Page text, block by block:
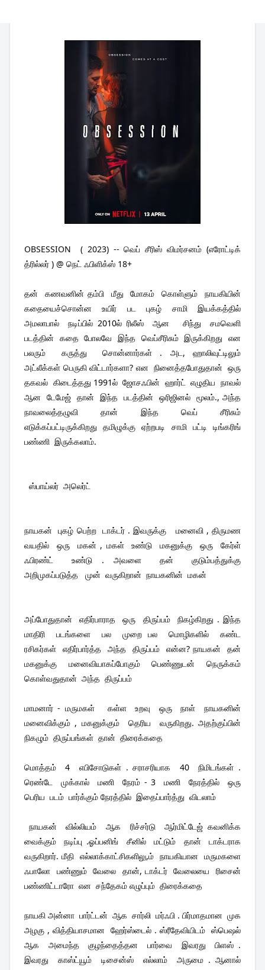
OBSESSION
  ( 2023) -- வெப் சீரிஸ் விமர்சனம் (எரோட்டிக்
த்ரில்லர் ) @ நெட் ஃபிளிக்ஸ் 18+
தன்  கணவனின் தம்பி  மீது  மோகம்  கொள்ளும்  நாயகியின்
கதையைச்சொன்ன  உயிர்  பட  புகழ்  சாமி  இயக்கத்தில்
அமலாபால்  நடிப்பில் 2010ல் ரிலீஸ்  ஆன   சிந்து  சமவெளி
படத்தின்  கதை  போலவே  இந்த  வெப்சீரிசும்  இருக்கிறது  என
பலரும்  கருத்து  சொன்னார்கள் . அட, ஹாலிவுட்டிலும்
அட்லீக்கள் பெருகி விட்டார்களா? என  நினைத்தபோதுதான்  ஒரு
தகவல்  கிடைத்தது 1991ல்  ஜோசஃபின்  ஹார்ட்  எழுதிய  நாவல்
ஆன  டேமேஜ்  தான்  இந்த  படத்தின்  ஒரிஜினல்  மூலம்., அந்த
நாவலைத்தழுவி  தான்  இந்த  வெப்  சீரிசும்
எடுக்கப்பட்டிருக்கிறது  தமிழுக்கு  ஏற்றபடி  சாமி  பட்டி  டிங்கரிங்
பண்ணி  இருக்கலாம்.
  ஸ்பாய்லர்  அலெர்ட்
நாயகன்  புகழ் பெற்ற  டாக்டர் . இவருக்கு   மனைவி , திருமண
வயதில்  ஒரு  மகன் , மகள்  உண்டு  மகனுக்கு  ஒரு  கேர்ள்
ஃபிரண்ட்  உண்டு . அவளை  தன்  குடும்பத்துக்கு
அறிமுகப்படுத்த   முன்  வருகிறான்  நாயகனின்  மகன்
அப்போதுதான்  எதிர்பாராத  ஒரு  திருப்பம்  நிகழ்கிறது . இந்த
மாதிரி  படங்களை  பல  முறை பல  மொழிகளில்  கண்ட
ரசிகர்கள்  எதிர்பார்த்த  அந்த  திருப்பம்  என்ன? நாயகன்  தன்
மகனுக்கு  மனைவியாகப்போகும்  பெண்ணுடன்  நெருக்கம்
கொள்வதுதான்  அந்த  திருப்பம்
மாமனார் - மருமகள்   கள்ள  உறவு  ஒரு  நாள்  நாயகனின்
மனைவிக்கும் , மகனுக்கும்  தெரிய  வருகிறது. அதற்குப்பின்
நிகழும்  திருப்பங்கள்  தான்  திரைக்கதை
மொத்தம்  4  எபிசோடுகள் . சராசரியாக  40  நிமிடங்கள் .
ரெண்டே  முக்கால்  மணி  நேரம் - 3  மணி  நேரத்தில்  ஒரு
பெரிய  படம்  பார்க்கும் நேரத்தில்  இதைப்பார்த்து  விடலாம்
வைக்கும்  நடிப்பு .ஓப்பனிங்  சீனில்  மட்டும்  தான்  டாக்டராக
வருகிறார். மீதி  எல்லாக்காட்சிகளிலு,ம்  நாயகியான  மருமகளை
ஃபாலோ  பண்ணும்  வேலை  தான், டாக்டர்  வேலையை  ரிசைன்
பண்ணிட்டாரோ  என  சந்தேகம் எழுப்பும்  திரைக்கதை
நாயகி அன்னா  பார்ட்டன்  ஆக  சார்லி  மர்ஃபி . பிர்மாதமான  முக
அழகு , வித்தியாசமான  ஹேர்ஸ்டைல் . ஸ்ரீதேவியிடம்  ஸ்பெஷல்
ஆக  அமைந்த  குழந்தைத்தன  பார்வை  இவரது  பிளஸ் .
இவரது  காஸ்ட்யூம்  டிசைன்ஸ்  எல்லாம்  அருமை . ஆனால்